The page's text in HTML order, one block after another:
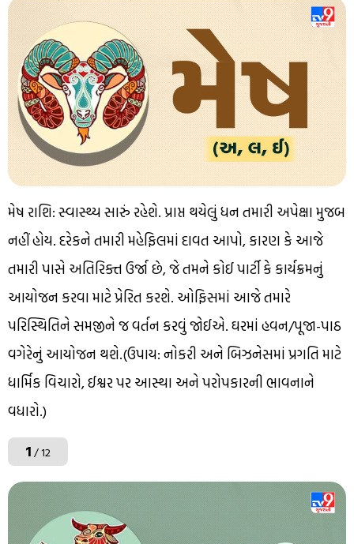
મેષ રાશિ: સ્વાસ્થ્ય સારું રહેશે. પ્રાપ્ત થયેલું ધન તમારી અપેક્ષા મુજબ
નહીં હોય. દરેકને તમારી મહેફિલમાં દાવત આપો, કારણ કે આજે
તમારી પાસે અતિરિક્ત ઉર્જા છે, જે તમને કોઈ પાર્ટી કે કાર્યક્રમનું
આયોજન કરવા માટે પ્રેરિત કરશે. ઓફિસમાં આજે તમારે
પરિસ્થિતિને સમજીને જ વર્તન કરવું જોઈએ. ઘરમાં હવન/પૂજા-પાઠ
વગેરેનું આયોજન થશે.(ઉપાય: નોકરી અને બિઝનેસમાં પ્રગતિ માટે
ધાર્મિક વિચારો, ઈશ્વર પર આસ્થા અને પરોપકારની ભાવનાને
વધારો.)
1/ 12